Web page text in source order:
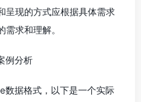
呈现的方式应根据具体需求
求和理解。
例分析
数据格式，以下是一个实际